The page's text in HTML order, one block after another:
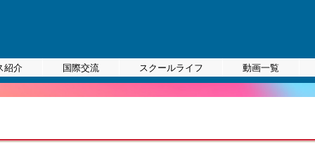
紹介
国際交流 スクールライフ 動画一覧